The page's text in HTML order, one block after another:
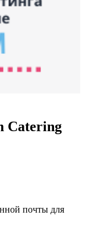
Catering
почты для